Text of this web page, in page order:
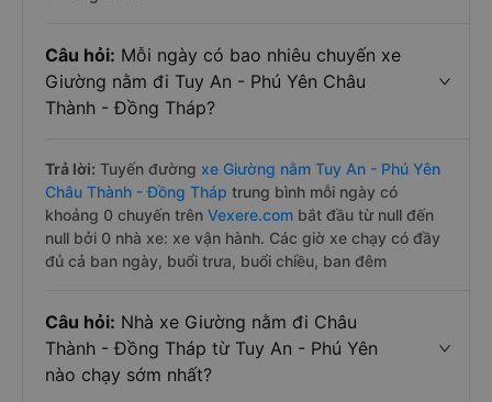
Câu hỏi: Mỗi ngày có bao nhiêu chuyến xe
Giường nằm đi Tuy An - Phú Yên Châu
Thành - Đồng Tháp?
Trả lời: Tuyến đường xe Giường nằm Tuy An - Phú Yên
Châu Thành - Đồng Tháp trung bình mỗi ngày có
khoảng 0 chuyến trên Vexere.com bắt đầu từ null đến
null bởi 0 nhà xe: xe vận hành. Các giờ xe chạy có đầy
đủ cả ban ngày, buổi trưa, buổi chiều, ban đêm
Câu hỏi: Nhà xe Giường nằm đi Châu
Thành - Đồng Tháp từ Tuy An - Phú Yên
nào chạy sớm nhất?